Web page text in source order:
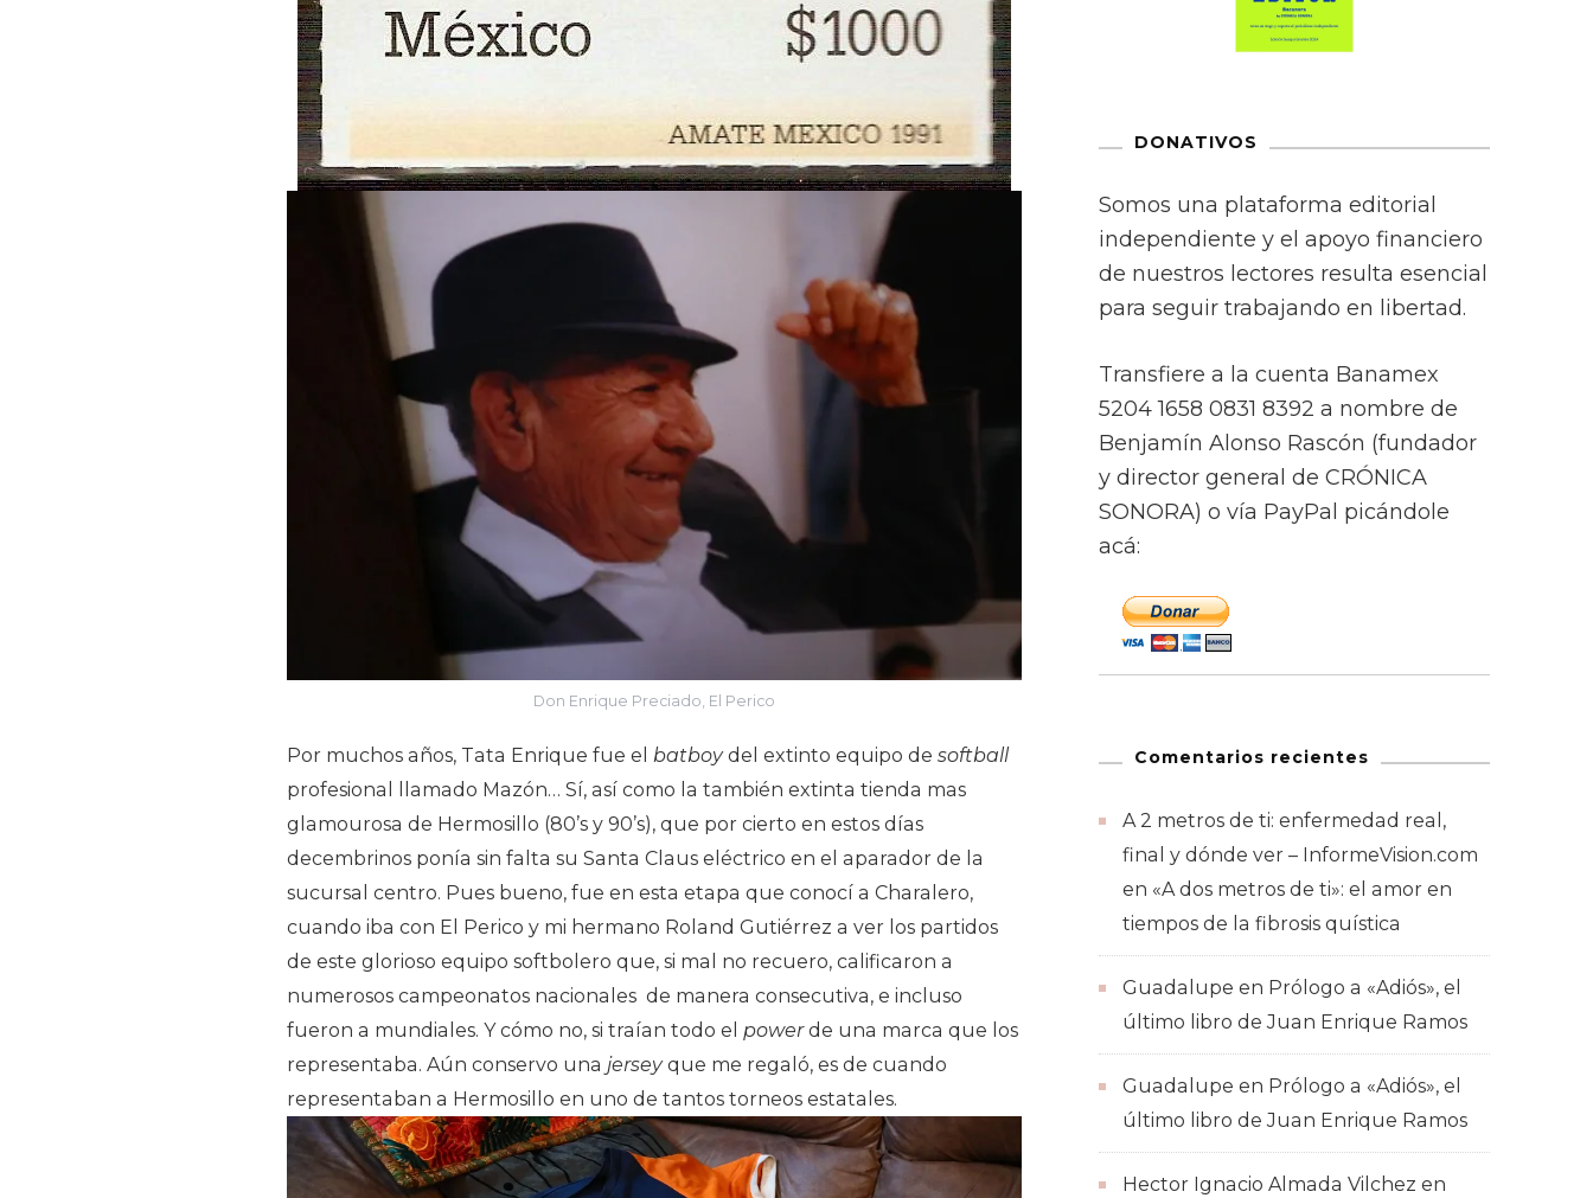
Don Enrique Preciado, El Perico
Por muchos años, Tata Enrique fue el batboydel extinto equipo de softball
profesional llamado Mazón… Sí, así como la también extinta tienda mas
glamourosa de Hermosillo (80’s y 90’s), que por cierto en estos días
decembrinos ponía sin falta su Santa Claus eléctrico en el aparador de la
sucursal centro. Pues bueno, fue en esta etapa que conocí a Charalero,
cuando iba con El Perico y mi hermano Roland Gutiérrez a ver los partidos
de este glorioso equipo softbolero que, si mal no recuero, calificaron a
numerosos campeonatos nacionales de manera consecutiva, e incluso
fueron a mundiales. Y cómo no, si traían todo el powerde una marca que los
representaba. Aún conservo una jerseyque me regaló, es de cuando
representaban a Hermosillo en uno de tantos torneos estatales.
DONATIVOS
Somos una plataforma editorial
independiente y el apoyo financiero
de nuestros lectores resulta esencial
para seguir trabajando en libertad.
Transfiere a la cuenta Banamex
5204 1658 0831 8392 a nombre de
Benjamín Alonso Rascón (fundador
y director general de CRÓNICA
SONORA) o vía PayPal picándole
acá:
Comentarios recientes
A 2 metros de ti: enfermedad real,
final y dónde ver – InformeVision.com
en «A dos metros de ti»: el amor en
tiempos de la fibrosis quística
Guadalupe en Prólogo a «Adiós», el
último libro de Juan Enrique Ramos
Guadalupe en Prólogo a «Adiós», el
último libro de Juan Enrique Ramos
Hector Ignacio Almada Vilchez en